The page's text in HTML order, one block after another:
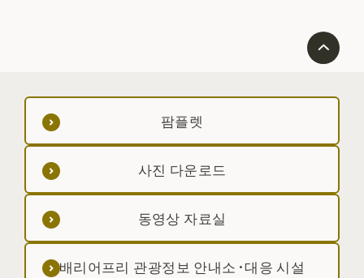
팜플렛
사진 다운로드
동영상 자료실
배리어프리 관광정보 안내소·대응 시설